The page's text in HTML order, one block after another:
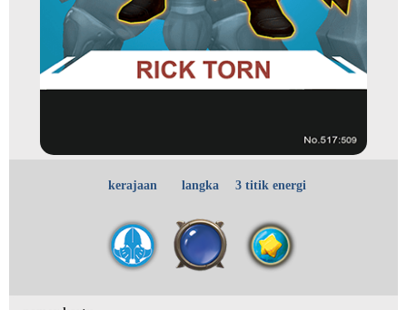
kerajaan langka 3 titik energi